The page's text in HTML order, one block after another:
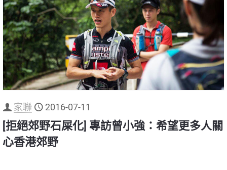
家聯 2016-07-11
[拒絕郊野石屎化] 專訪曾小強：希望更多人關
心香港郊野